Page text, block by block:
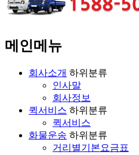
메인메뉴
회사소개 하위분류
인사말
회사정보
퀵서비스 하위분류
퀵서비스
화물운송 하위분류
거리별기본요금표